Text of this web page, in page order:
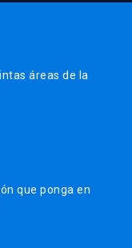
áreas de la
que ponga en